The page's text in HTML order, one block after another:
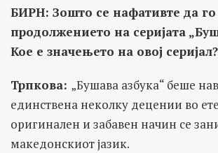
БИРН: Зошто се нафативте да го
продолжението на серијата
Кое е значењето на овој серијал?
Трпкова: „Бушава азбука“ беше
единствена неколку децении во
оригинален и забавен начин се
македонскиот јазик.